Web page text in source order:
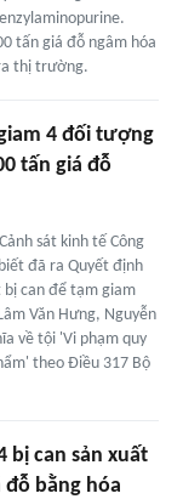
tấn giá đỗ ngâm hóa
thị trường.
4 đối tượng
tấn giá đỗ
sát kinh tế Công
đã ra Quyết định
bị can để tạm giam
Văn Hưng, Nguyễn
về tội 'Vi phạm quy
theo Điều 317 Bộ
bị can sản xuất
đỗ bằng hóa